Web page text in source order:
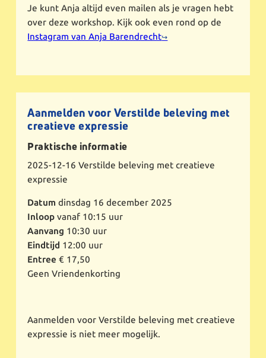
Je kunt Anja altijd even mailen als je vragen hebt
over deze workshop. Kijk ook even rond op de
Instagram van Anja Barendrecht
Aanmelden voor Verstilde beleving met
creatieve expressie
Praktische informatie
2025-12-16 Verstilde beleving met creatieve
expressie
Datum dinsdag 16 december 2025
Inloop vanaf 10:15 uur
Aanvang 10:30 uur
Eindtijd 12:00 uur
Entree € 17,50
Geen Vriendenkorting
Aanmelden voor Verstilde beleving met creatieve
expressie is niet meer mogelijk.